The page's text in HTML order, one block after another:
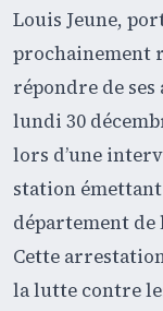
Louis Jeune,
prochainement
répondre de
lundi 30
lors d’une
station
département de
Cette
la lutte contre